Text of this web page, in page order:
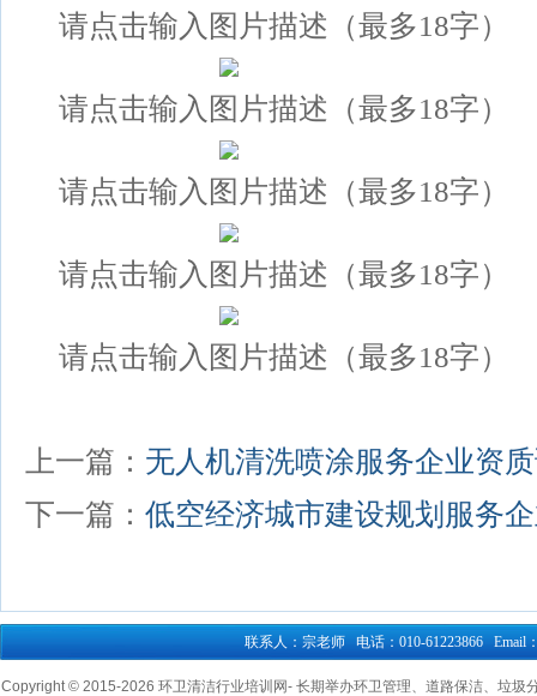
请点击输入图片描述（最多18字）
请点击输入图片描述（最多18字）
请点击输入图片描述（最多18字）
请点击输入图片描述（最多18字）
请点击输入图片描述（最多18字）
上一篇： 无人机清洗喷涂服务企业资
下一篇： 低空经济城市建设规划服务
联系人：宗老师 电话：010-61223866 Email
Copyright © 2015-2026 环卫清洁行业培训网- 长期举办环卫管理、道路保洁、垃